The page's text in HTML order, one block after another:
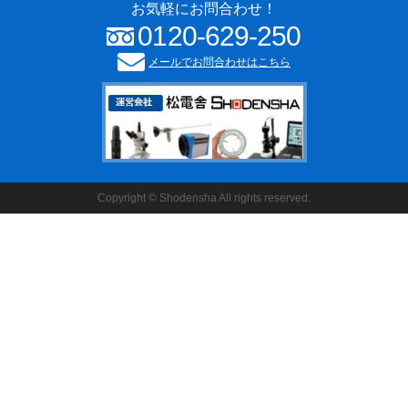
お気軽にお問合わせ！
0120-629-250
メールでお問合わせはこちら
Copyright © Shodensha All rights reserved.